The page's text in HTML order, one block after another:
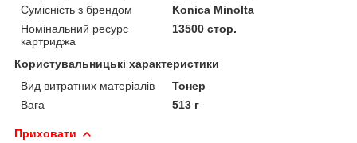
Сумісність з брендом
Konica Minolta
Номінальний ресурс
картриджа
13500 стор.
Користувальницькі характеристики
Вид витратних матеріалів
Тонер
Вага
513 г
Приховати